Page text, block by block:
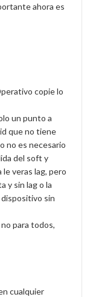
ahora es
copie lo
un punto a
que no tiene
no es necesario
del soft y
le veras lag, pero
y sin lag o la
sin
para todos,
cualquier